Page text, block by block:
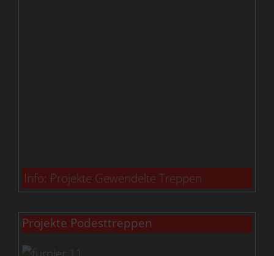
Info: Projekte Gewendelte Treppen
Projekte Podesttreppen